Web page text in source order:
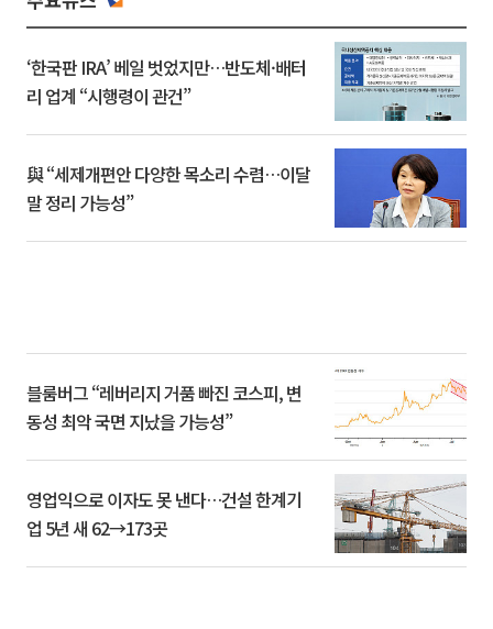
‘한국판 IRA’ 베일 벗었지만…반도체·배터
리 업계 “시행령이 관건”
與 “세제개편안 다양한 목소리 수렴…이달
말 정리 가능성”
블룸버그 “레버리지 거품 빠진 코스피, 변
동성 최악 국면 지났을 가능성”
영업익으로 이자도 못 낸다…건설 한계기
업 5년 새 62→173곳